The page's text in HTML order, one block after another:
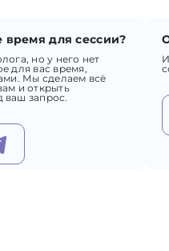
для сессии?
но у него нет
для вас время,
Мы сделаем всё
и открыть
ваш запрос.